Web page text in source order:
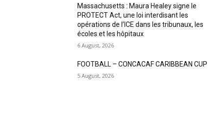
Massachusetts : Maura Healey signe le
PROTECT Act, une loi interdisant les
opérations de l’ICE dans les tribunaux, les
écoles et les hôpitaux
6 August, 2026
FOOTBALL – CONCACAF CARIBBEAN CUP
5 August, 2026